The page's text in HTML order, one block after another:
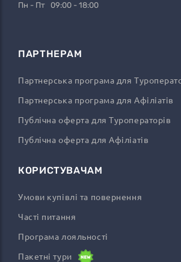
Пн - Пт 09:00 - 18:00
ПАРТНЕРАМ
Партнерська програма для
Партнерська програма для Афіліатів
Публічна оферта для Туроператорів
Публічна оферта для Афіліатів
КОРИСТУВАЧАМ
Умови купівлі та повернення
Часті питання
Програма лояльності
Пакетні тури